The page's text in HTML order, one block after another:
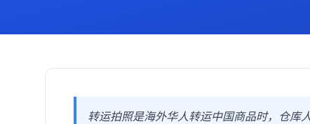
转运拍照是海外华人转运中国商品时，仓库